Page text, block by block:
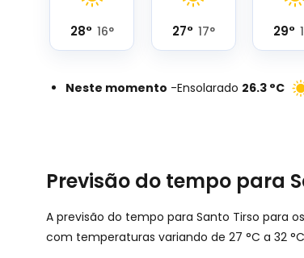
28° 16° 27° 17° 29°
Neste momento -Ensolarado 26.3 °C
Previsão do tempo para
A previsão do tempo para Santo Tirso para
com temperaturas variando de 27 °C a 32 °C